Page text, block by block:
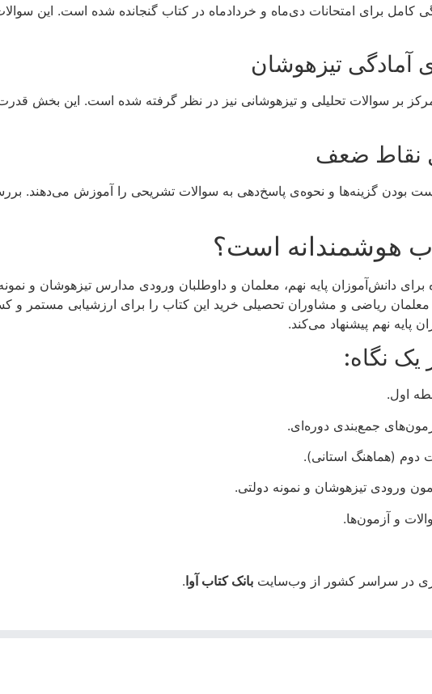
کامل برای امتحانات دی‌ماه و خرداد‌ماه در کتاب گنجانده شده است. این
آمادگی تیزهوشان
بر سوالات تحلیلی و تیزهوشانی نیز در نظر گرفته شده است. این بخش
نقاط ضعف
بودن گزینه‌ها و نحوه‌ی پاسخ‌دهی به سوالات تشریحی را آموزش می‌دهند.
هوشمندانه است؟
برای دانش‌آموزان پایه نهم، معلمان و داوطلبان ورودی مدارس تیزهوشان و
ریاضی و مشاوران تحصیلی خرید این کتاب را برای ارزشیابی مستمر و
پایه نهم پیشنهاد می‌کند.
نگاه:
اول.
جمع‌بندی دوره‌ای.
دوم (هماهنگ استانی).
ورودی تیزهوشان و نمونه دولتی.
و آزمون‌ها.
در سراسر کشور از وب‌سایت بانک کتاب آوا.